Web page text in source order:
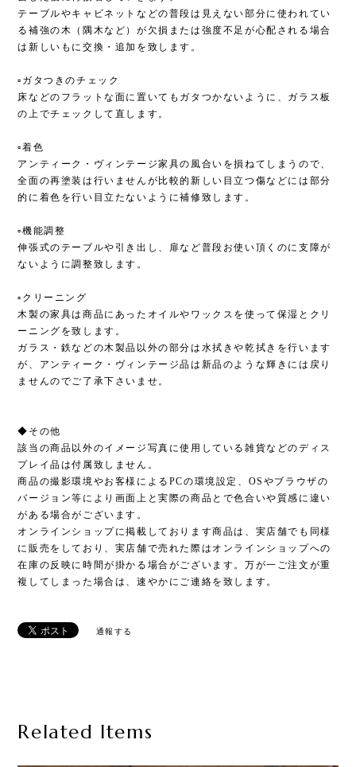
テーブルやキャビネットなどの普段は見えない部分に使われてい
る補強の木（隅木など）が欠損または強度不足が心配される場合
は新しいもに交換・追加を致します。
▫︎ガタつきのチェック
床などのフラットな面に置いてもガタつかないように、ガラス板
の上でチェックして直します。
▫︎着色
アンティーク・ヴィンテージ家具の風合いを損ねてしまうので、
全面の再塗装は行いませんが比較的新しい目立つ傷などには部分
的に着色を行い目立たないように補修致します。
▫︎機能調整
伸張式のテーブルや引き出し、扉など普段お使い頂くのに支障が
ないように調整致します。
▫︎クリーニング
木製の家具は商品にあったオイルやワックスを使って保湿とクリ
ーニングを致します。
ガラス・鉄などの木製品以外の部分は水拭きや乾拭きを行います
が、アンティーク・ヴィンテージ品は新品のような輝きには戻り
ませんのでご了承下さいませ。
◆その他
該当の商品以外のイメージ写真に使用している雑貨などのディス
プレイ品は付属致しません。
商品の撮影環境やお客様によるPCの環境設定、OSやブラウザの
バージョン等により画面上と実際の商品とで色合いや質感に違い
がある場合がございます。
オンラインショップに掲載しております商品は、実店舗でも同様
に販売をしており、実店舗で売れた際はオンラインショップへの
在庫の反映に時間が掛かる場合がございます。万が一ご注文が重
複してしまった場合は、速やかにご連絡を致します。
通報する
Related Items